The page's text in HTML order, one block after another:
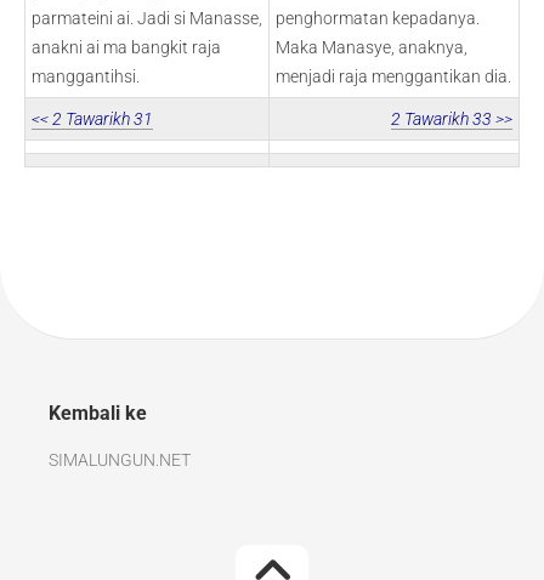
parmateini ai. Jadi si Manasse,
anakni ai ma bangkit raja
manggantihsi.
penghormatan kepadanya.
Maka Manasye, anaknya,
menjadi raja menggantikan dia.
<< 2 Tawarikh 31 2 Tawarikh 33 >>
Kembali ke
SIMALUNGUN.NET